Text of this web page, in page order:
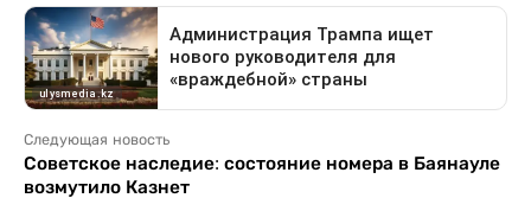
Следующая новость
Советское наследие: состояние номера в Баянауле
возмутило Казнет